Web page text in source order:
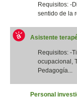
Requisitos: -
sentido de la
Asistente
Requisitos: -
ocupacional,
Pedagogía...
Personal